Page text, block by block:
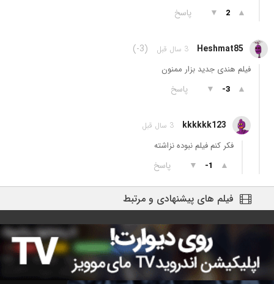
▲
2
▼ پاسخ
Heshmat85 3 سال قبل (-3)
فیلم هندی جدید بزار ممنون
▲
-3
▼ پاسخ
kkkkkk123 3 سال قبل
فکر کنم فیلم نبوده نزاشته
▲
-1
▼ پاسخ
فیلم های پیشنهادی و مرتبط